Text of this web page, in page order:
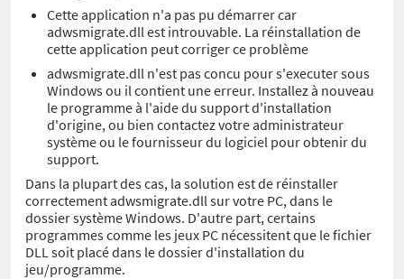
Cette application n'a pas pu démarrer car
adwsmigrate.dll est introuvable. La réinstallation de
cette application peut corriger ce problème
adwsmigrate.dll n'est pas concu pour s'executer sous
Windows ou il contient une erreur. Installez à nouveau
le programme à l'aide du support d'installation
d'origine, ou bien contactez votre administrateur
système ou le fournisseur du logiciel pour obtenir du
support.
Dans la plupart des cas, la solution est de réinstaller
correctement adwsmigrate.dll sur votre PC, dans le
dossier système Windows. D'autre part, certains
programmes comme les jeux PC nécessitent que le fichier
DLL soit placé dans le dossier d'installation du
jeu/programme.